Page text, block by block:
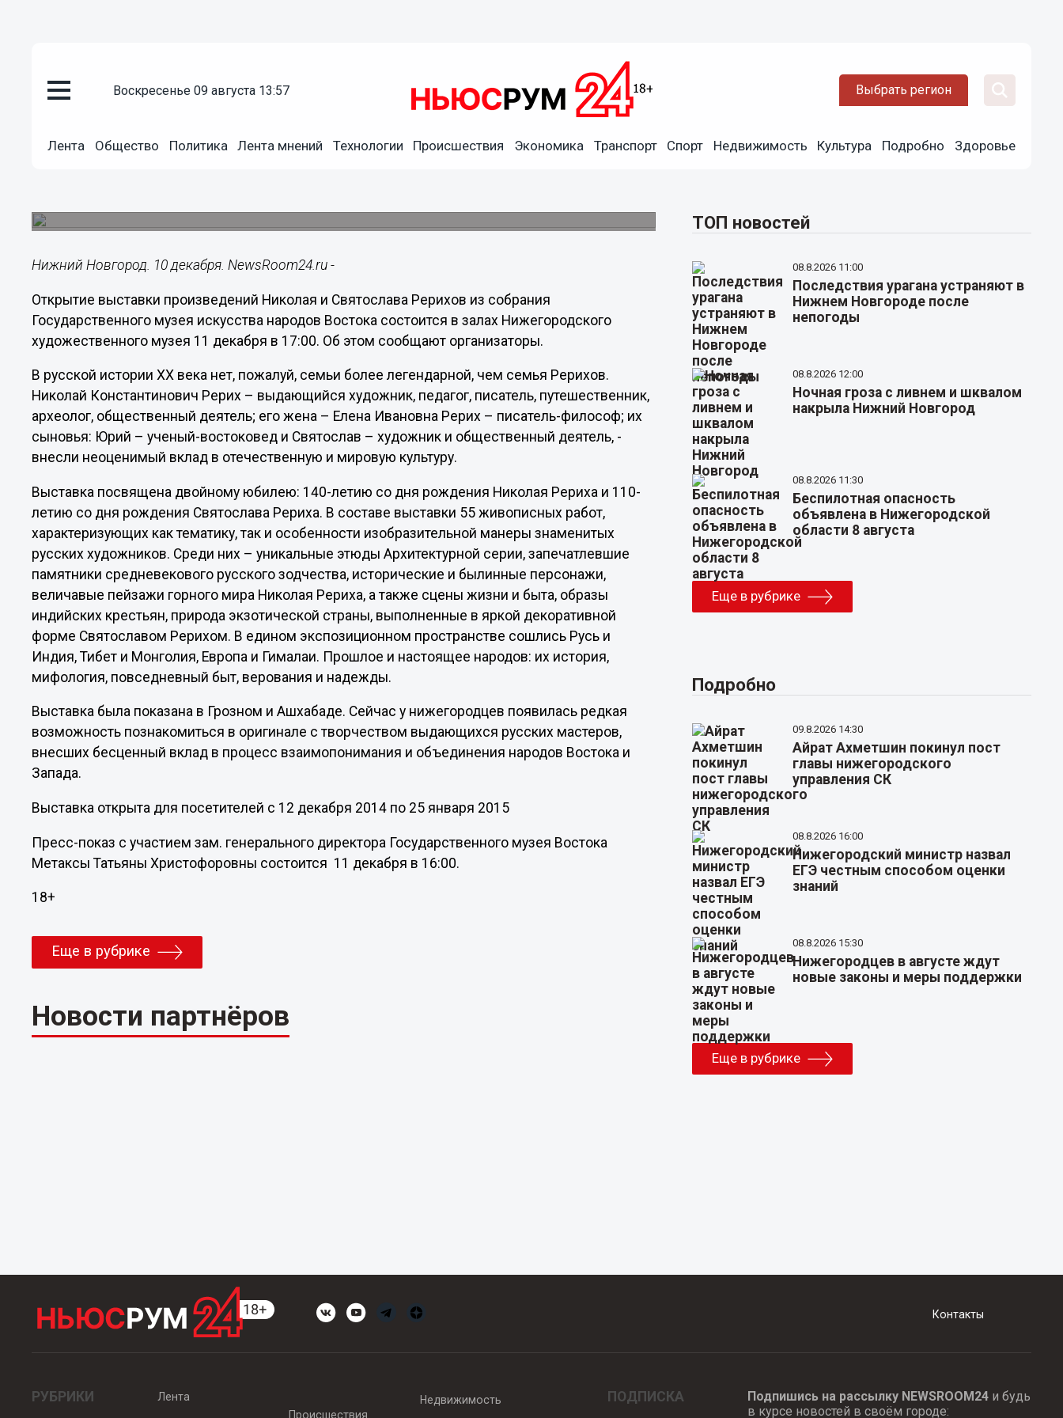
воскресенье 09 августа 13:57 Выбрать регион
Лента Общество Политика Лента мнений Технологии Происшествия Экономика Транспорт Спорт Недвижимость Культура Подробно Здоровье
Культура
Выставка Николая и Святослава Рерихов откроется в
Нижний Новгород. 10 декабря. NewsRoom24.ru -
Открытие выставки произведений Николая и Святослава Рерихов из собрания
Государственного музея искусства народов Востока состоится в залах Нижегородского
художественного музея 11 декабря в 17:00. Об этом сообщают организаторы.
В русской истории XX века нет, пожалуй, семьи более легендарной, чем семья Рерихов.
Николай Константинович Рерих – выдающийся художник, педагог, писатель, путешественник,
археолог, общественный деятель; его жена – Елена Ивановна Рерих – писатель-философ; их
сыновья: Юрий – ученый-востоковед и Святослав – художник и общественный деятель, -
внесли неоценимый вклад в отечественную и мировую культуру.
Выставка посвящена двойному юбилею: 140-летию со дня рождения Николая Рериха и 110-
летию со дня рождения Святослава Рериха. В составе выставки 55 живописных работ,
характеризующих как тематику, так и особенности изобразительной манеры знаменитых
русских художников. Среди них – уникальные этюды Архитектурной серии, запечатлевшие
памятники средневекового русского зодчества, исторические и былинные персонажи,
величавые пейзажи горного мира Николая Рериха, а также сцены жизни и быта, образы
индийских крестьян, природа экзотической страны, выполненные в яркой декоративной
форме Святославом Рерихом. В едином экспозиционном пространстве сошлись Русь и
Индия, Тибет и Монголия, Европа и Гималаи. Прошлое и настоящее народов: их история,
мифология, повседневный быт, верования и надежды.
Выставка была показана в Грозном и Ашхабаде. Сейчас у нижегородцев появилась редкая
возможность познакомиться в оригинале с творчеством выдающихся русских мастеров,
внесших бесценный вклад в процесс взаимопонимания и объединения народов Востока и
Запада.
Выставка открыта для посетителей с 12 декабря 2014 по 25 января 2015
Пресс-показ с участием зам. генерального директора Государственного музея Востока
Метаксы Татьяны Христофоровны состоится 11 декабря в 16:00.
18+
Еще в рубрике
Новости партнёров
ТОП новостей
08.8.2026 11:00
Последствия урагана устраняют в
Нижнем Новгороде после
непогоды
08.8.2026 12:00
Ночная гроза с ливнем и шквалом
накрыла Нижний Новгород
08.8.2026 11:30
Беспилотная опасность
объявлена в Нижегородской
области 8 августа
Еще в рубрике
Подробно
09.8.2026 14:30
Айрат Ахметшин покинул пост
главы нижегородского
управления СК
08.8.2026 16:00
Нижегородский министр назвал
ЕГЭ честным способом оценки
знаний
08.8.2026 15:30
Нижегородцев в августе ждут
новые законы и меры поддержки
Еще в рубрике
Контакты
РУБРИКИ
Лента
Происшествия
Недвижимость ПОДПИСКА Подпишись на рассылку NEWSROOM24и будь
в курсе новостей в своём городе: